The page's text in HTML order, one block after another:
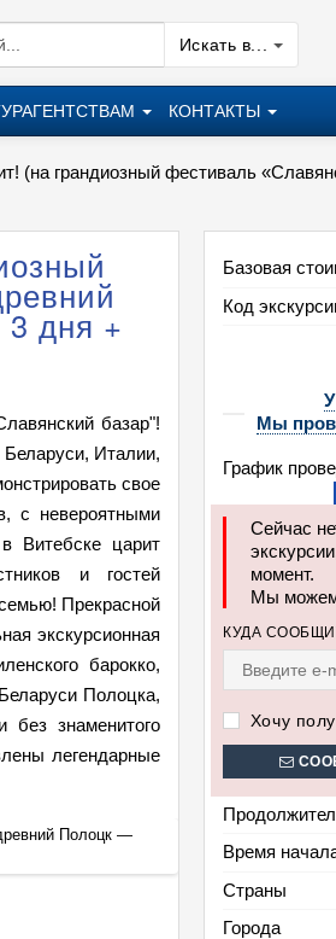
Искать в...
КОНТАКТЫ
(на грандиозный фестиваль
Базовая
Код
Мы
График
Сейчас
момент.
Мы можем
КУДА
Хочу
Время
Страны
Города
дня +
базар"!
Италии,
свое
с невероятными
Витебске царит
и гостей
Прекрасной
экскурсионная
барокко,
Полоцка,
знаменитого
легендарные
+
Полоцк —
средневековый